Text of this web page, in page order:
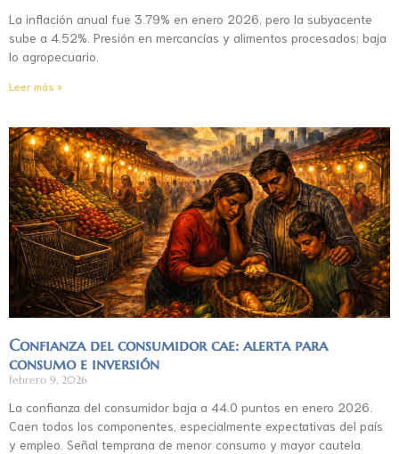
La inflación anual fue 3.79% en enero 2026, pero la subyacente
sube a 4.52%. Presión en mercancías y alimentos procesados; baja
lo agropecuario.
Leer más »
Confianza del consumidor cae: alerta para
consumo e inversión
febrero 9, 2026
La confianza del consumidor baja a 44.0 puntos en enero 2026.
Caen todos los componentes, especialmente expectativas del país
y empleo. Señal temprana de menor consumo y mayor cautela.